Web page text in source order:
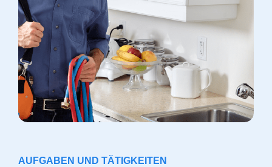
AUFGABEN UND TÄTIGKEITEN